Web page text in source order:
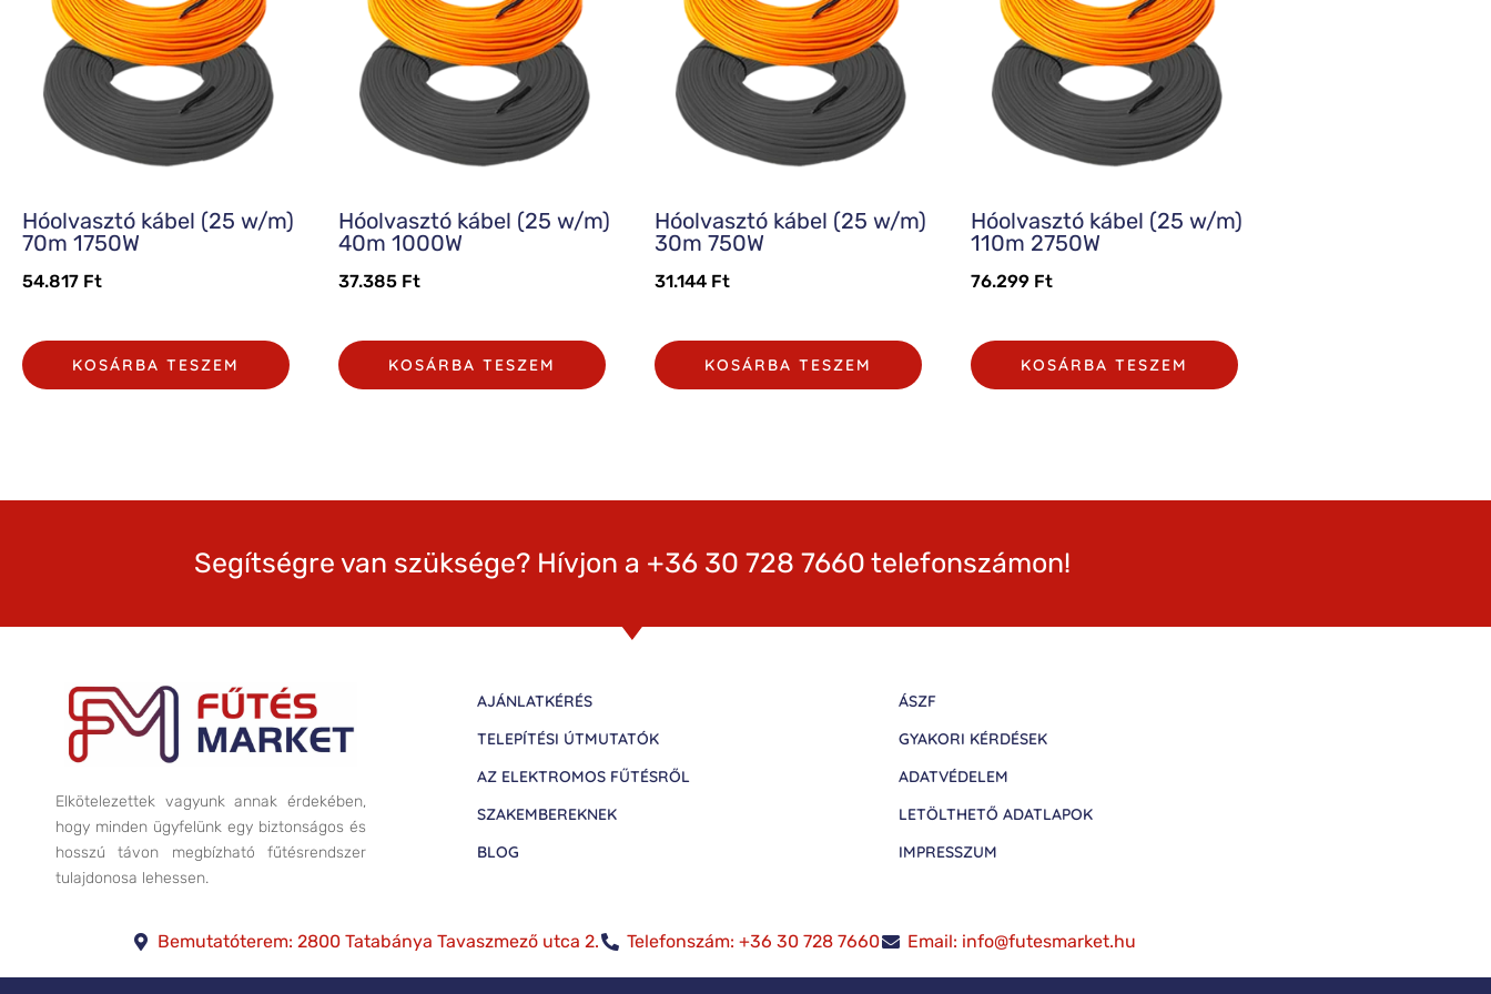
Hóolvasztó kábel (25 w/m)
70m 1750W
54.817 Ft
KOSÁRBA TESZEM
Hóolvasztó kábel (25 w/m)
40m 1000W
37.385 Ft
KOSÁRBA TESZEM
Hóolvasztó kábel (25 w/m)
30m 750W
31.144 Ft
KOSÁRBA TESZEM
Hóolvasztó kábel (25 w/m)
110m 2750W
76.299 Ft
KOSÁRBA TESZEM
Segítségre van szüksége? Hívjon a +36 30 728 7660 telefonszámon!
Elkötelezettek vagyunk annak érdekében,
hogy minden ügyfelünk egy biztonságos és
hosszú távon megbízható fűtésrendszer
tulajdonosa lehessen.
AJÁNLATKÉRÉS
TELEPÍTÉSI ÚTMUTATÓK
AZ ELEKTROMOS FŰTÉSRŐL
SZAKEMBEREKNEK
BLOG
ÁSZF
GYAKORI KÉRDÉSEK
ADATVÉDELEM
LETÖLTHETŐ ADATLAPOK
IMPRESSZUM
Bemutatóterem: 2800 Tatabánya Tavaszmező utca 2. Telefonszám: +36 30 728 7660 Email: info@futesmarket.hu